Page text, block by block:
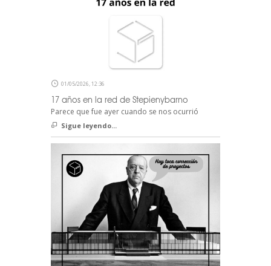
01/05/2026, 12:36
17 años en la red de Stepienybarno
Parece que fue ayer cuando se nos ocurrió
Sigue leyendo...